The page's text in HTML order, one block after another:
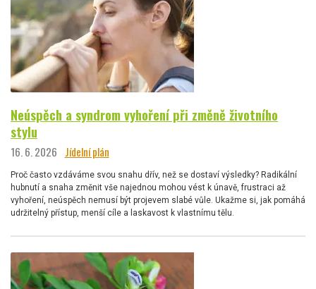
Neúspěch a syndrom vyhoření při změně životního
stylu
16. 6. 2026 Jídelní plán
Proč často vzdáváme svou snahu dřív, než se dostaví výsledky? Radikální
hubnutí a snaha změnit vše najednou mohou vést k únavě, frustraci až
vyhoření, neúspěch nemusí být projevem slabé vůle. Ukažme si, jak pomáhá
udržitelný přístup, menší cíle a laskavost k vlastnímu tělu.